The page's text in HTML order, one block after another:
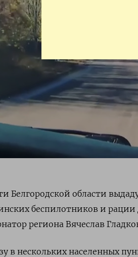
Белгородской области
беспилотников и
региона Вячеслав
в нескольких населенных